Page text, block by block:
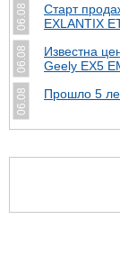
06.08
Старт
EXLANTIX
06.08
Известна
Geely EX5
06.08 Прошло 5